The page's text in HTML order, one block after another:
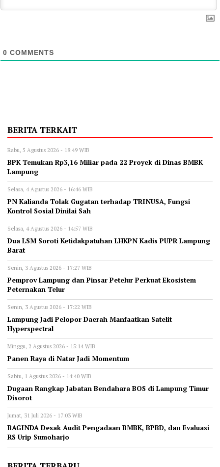
0 COMMENTS
BERITA TERKAIT
Rabu, 5 Agustus 2026 - 18:49 WIB
BPK Temukan Rp3,16 Miliar pada 22 Proyek di Dinas BMBK
Lampung
Selasa, 4 Agustus 2026 - 16:46 WIB
PN Kalianda Tolak Gugatan terhadap TRINUSA, Fungsi
Kontrol Sosial Dinilai Sah
Selasa, 4 Agustus 2026 - 14:57 WIB
Dua LSM Soroti Ketidakpatuhan LHKPN Kadis PUPR Lampung
Barat
Senin, 3 Agustus 2026 - 17:27 WIB
Pemprov Lampung dan Pinsar Petelur Perkuat Ekosistem
Peternakan Telur
Senin, 3 Agustus 2026 - 17:22 WIB
Lampung Jadi Pelopor Daerah Manfaatkan Satelit
Hyperspectral
Minggu, 2 Agustus 2026 - 15:14 WIB
Panen Raya di Natar Jadi Momentum
Sabtu, 1 Agustus 2026 - 14:40 WIB
Dugaan Rangkap Jabatan Bendahara BOS di Lampung Timur
Disorot
Jumat, 31 Juli 2026 - 17:03 WIB
BAGINDA Desak Audit Pengadaan BMBK, BPBD, dan Evaluasi
RS Urip Sumoharjo